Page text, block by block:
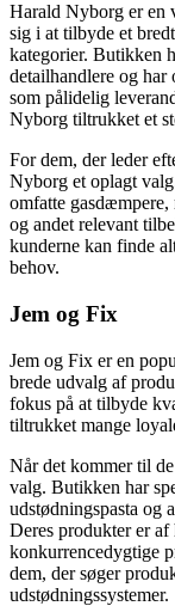
Harald Nyborg er en
sig i at tilbyde et
kategorier. Butikken
detailhandlere og
som pålidelig
Nyborg tiltrukket et
For dem, der leder
Nyborg et oplagt
omfatte
og andet relevant
kunderne kan finde
behov.
Jem og Fix
Jem og Fix er en
brede udvalg af
fokus på at tilbyde
tiltrukket mange
Når det kommer til
valg. Butikken har
udstødningspasta og
Deres produkter er
konkurrencedygtige
dem, der søger
udstødningssystemer.